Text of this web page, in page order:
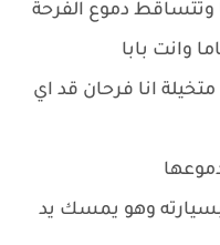
دموع الفرحة
وانت بابا
انا فرحان قد اي
وهو يمسك يد